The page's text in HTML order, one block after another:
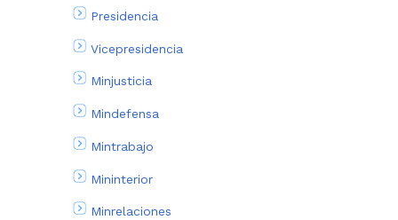
Presidencia
Vicepresidencia
Minjusticia
Mindefensa
Mintrabajo
Mininterior
Minrelaciones